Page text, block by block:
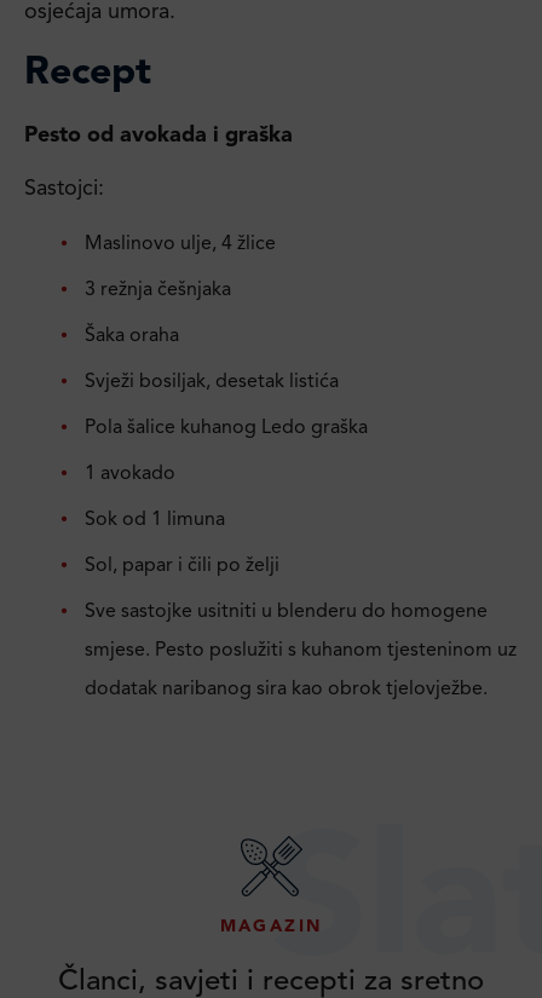
osjećaja umora.
Recept
Pesto od avokada i graška
Sastojci:
Maslinovo ulje, 4 žlice
3 režnja češnjaka
Šaka oraha
Svježi bosiljak, desetak listića
Pola šalice kuhanog Ledo graška
1 avokado
Sok od 1 limuna
Sol, papar i čili po želji
Sve sastojke usitniti u blenderu do homogene
smjese. Pesto poslužiti s kuhanom tjesteninom uz
dodatak naribanog sira kao obrok tjelovježbe.
MAGAZIN
Članci, savjeti i recepti za sretno